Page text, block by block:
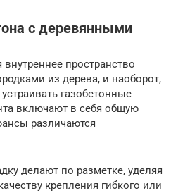
с деревянными
пространство
из дерева, и наоборот,
газобетонные
включают в себя общую
различаются
делают по разметке, уделяя
крепления гибкого или